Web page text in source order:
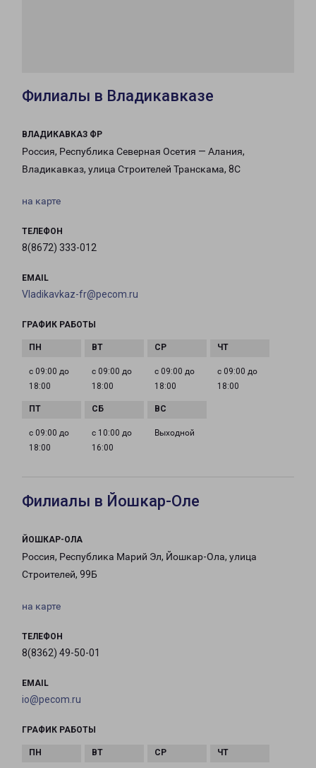
Филиалы в Владикавказе
ВЛАДИКАВКАЗ ФР
Россия, Республика Северная Осетия — Алания,
Владикавказ, улица Строителей Транскама, 8С
на карте
ТЕЛЕФОН
8(8672) 333-012
EMAIL
Vladikavkaz-fr@pecom.ru
ГРАФИК РАБОТЫ
с 09:00 до
18:00
с 09:00 до
18:00
с 09:00 до
18:00
с 09:00 до
18:00
с 09:00 до
18:00
с 10:00 до
16:00
Выходной
Филиалы в Йошкар-Оле
ЙОШКАР-ОЛА
Россия, Республика Марий Эл, Йошкар-Ола, улица
Строителей, 99Б
на карте
ТЕЛЕФОН
8(8362) 49-50-01
EMAIL
io@pecom.ru
ГРАФИК РАБОТЫ